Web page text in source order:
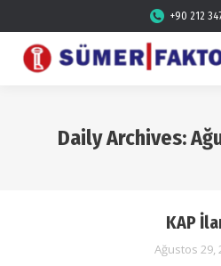
+90 212
Daily Archives:
KAP
Ağustos 29,